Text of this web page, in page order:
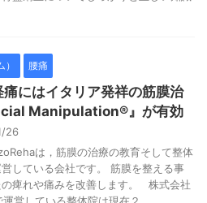
腰痛
痛にはイタリア発祥の筋膜治
Manipulation®︎』が有効
26
は，筋膜の治療の教育そして整体
している会社です。 筋膜を整える事
の痺れや痛みを改善します。 株式会社